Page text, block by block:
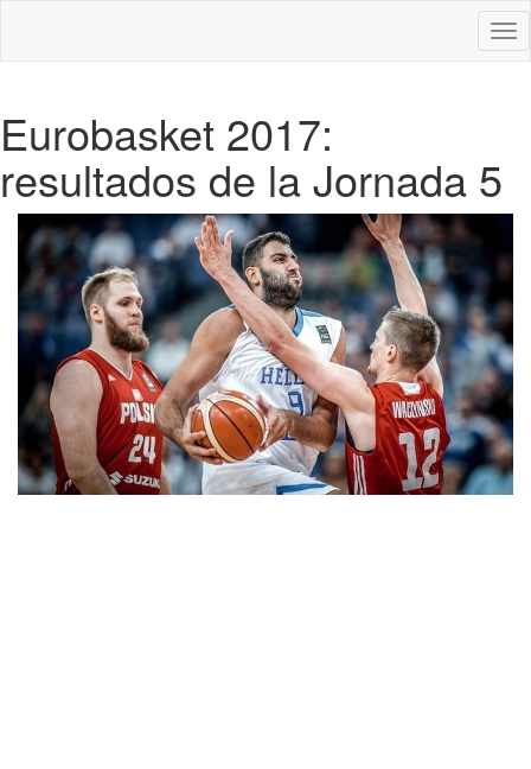
Eurobasket 2017:
resultados de la Jornada 5